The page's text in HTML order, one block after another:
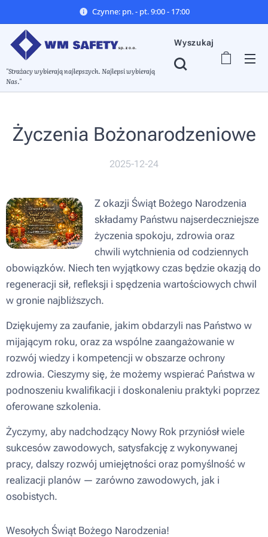
Czynne: pn. - pt. 9:00 - 17:00
"Strażacy wybierają najlepszych. Najlepsi wybierają
Nas."
Wyszukaj
Życzenia Bożonarodzeniowe
2025-12-24
Z okazji Świąt Bożego Narodzenia
składamy Państwu najserdeczniejsze
życzenia spokoju, zdrowia oraz
chwili wytchnienia od codziennych
obowiązków. Niech ten wyjątkowy czas będzie okazją do
regeneracji sił, refleksji i spędzenia wartościowych chwil
w gronie najbliższych.
Dziękujemy za zaufanie, jakim obdarzyli nas Państwo w
mijającym roku, oraz za wspólne zaangażowanie w
rozwój wiedzy i kompetencji w obszarze ochrony
zdrowia. Cieszymy się, że możemy wspierać Państwa w
podnoszeniu kwalifikacji i doskonaleniu praktyki poprzez
oferowane szkolenia.
Życzymy, aby nadchodzący Nowy Rok przyniósł wiele
sukcesów zawodowych, satysfakcję z wykonywanej
pracy, dalszy rozwój umiejętności oraz pomyślność w
realizacji planów — zarówno zawodowych, jak i
osobistych.
Wesołych Świąt Bożego Narodzenia!